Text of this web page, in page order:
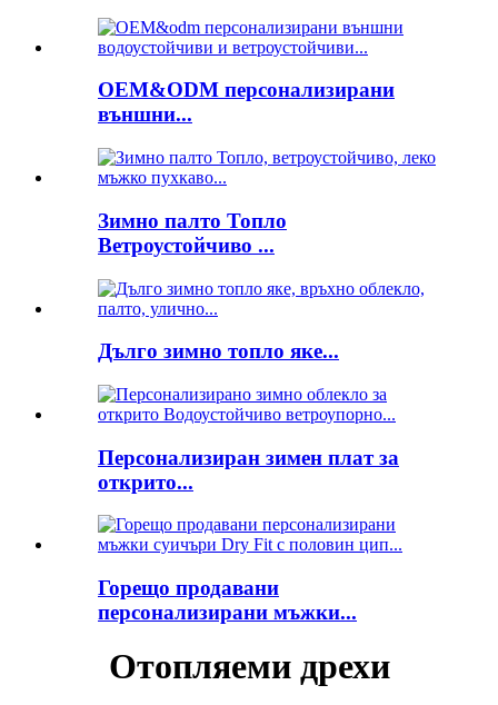
OEM&ODM персонализирани
външни...
Зимно палто Топло
Ветроустойчиво ...
Дълго зимно топло яке...
Персонализиран зимен плат за
открито...
Горещо продавани
персонализирани мъжки...
Отопляеми дрехи